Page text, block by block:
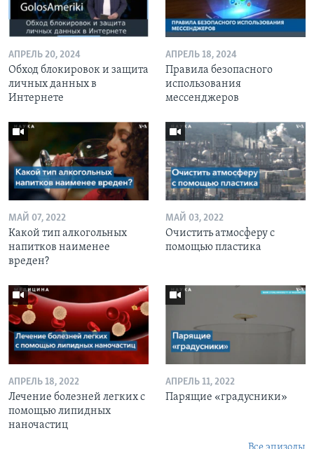
АПРЕЛЬ 20, 2024
Обход блокировок и защита
личных данных в
Интернете
АПРЕЛЬ 18, 2024
Правила безопасного
использования
мессенджеров
МАЙ 07, 2022
Какой тип алкогольных
напитков наименее
вреден?
МАЙ 03, 2022
Очистить атмосферу с
помощью пластика
АПРЕЛЬ 18, 2022
Лечение болезней легких с
помощью липидных
наночастиц
АПРЕЛЬ 11, 2022
Парящие «градусники»